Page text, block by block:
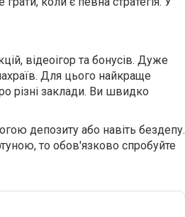
відеоігор та бонусів. Дуже
Для цього найкраще
різні заклади. Ви швидко
депозиту або навіть бездепу.
то обов'язково спробуйте